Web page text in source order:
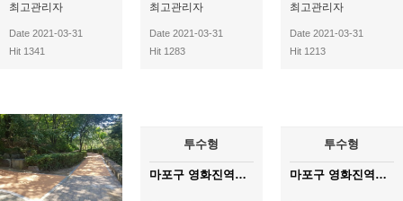
최고관리자
Date 2021-03-31
Hit 1341
최고관리자
Date 2021-03-31
Hit 1283
최고관리자
Date 2021-03-31
Hit 1213
투수형
마포구 영화진역사 공원(2)
투수형
마포구 영화진역사 공원(1)